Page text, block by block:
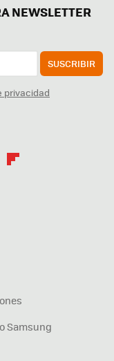
NEWSLETTER
SUSCRIBIR
privacidad
Samsung